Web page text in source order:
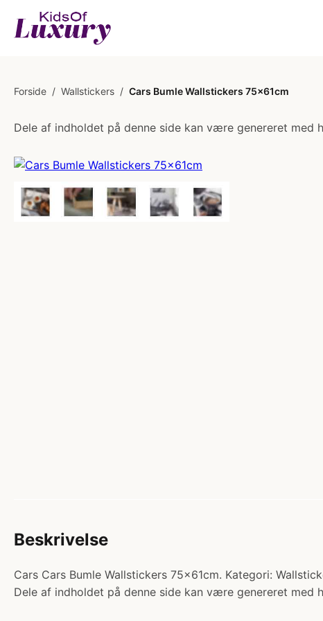
Forside / Wallstickers / Cars Bumle Wallstickers 75x61cm
Dele af indholdet på denne side kan være genereret med
Beskrivelse
Cars Cars Bumle Wallstickers 75x61cm. Kategori:
Dele af indholdet på denne side kan være genereret med